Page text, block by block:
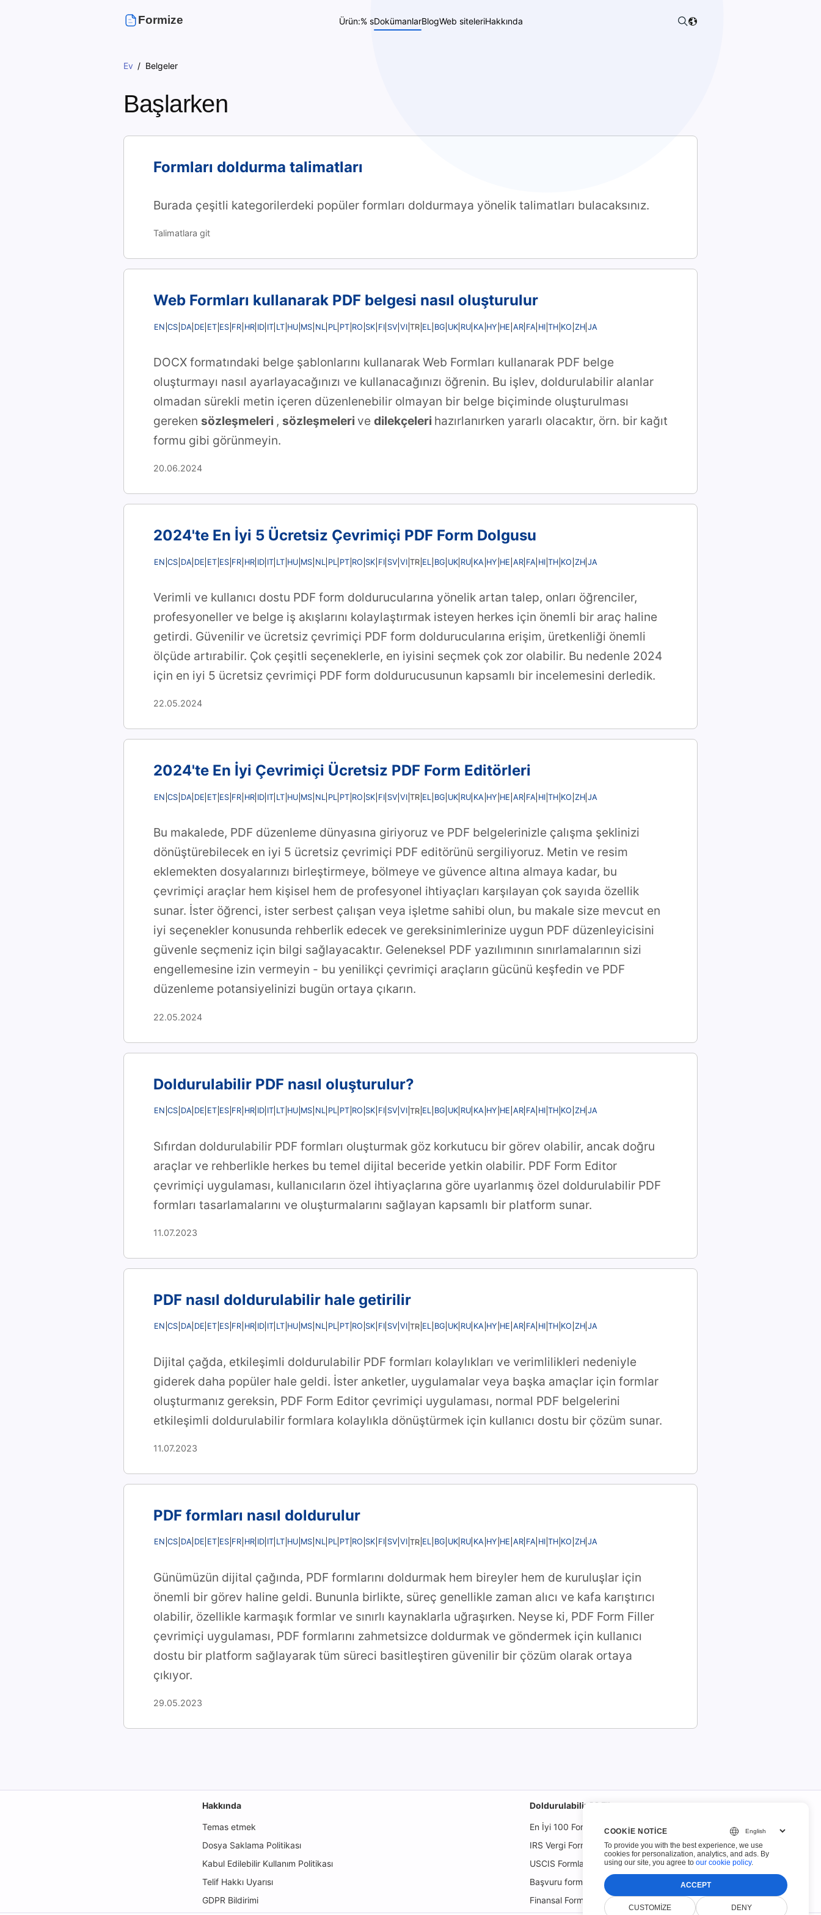
Formize Ürün:% sDokümanlarBlogWeb siteleriHakkında
Ev Belgeler
Başlarken
Formları doldurma talimatları
Burada çeşitli kategorilerdeki popüler formları doldurmaya yönelik talimatları bulacaksınız.
Talimatlara git
Web Formları kullanarak PDF belgesi nasıl oluşturulur
EN CS DA DE ET ES FR HR ID IT LT HU MS NL PL PT RO SK FI SV VI TR EL BG UK RU KA HY HE AR FA HI TH KO ZH JA
DOCX formatındaki belge şablonlarını kullanarak Web Formları kullanarak PDF belge
oluşturmayı nasıl ayarlayacağınızı ve kullanacağınızı öğrenin. Bu işlev, doldurulabilir alanlar
olmadan sürekli metin içeren düzenlenebilir olmayan bir belge biçiminde oluşturulması
gereken sözleşmeleri , sözleşmeleri ve dilekçeleri hazırlanırken yararlı olacaktır, örn. bir kağıt
formu gibi görünmeyin.
20.06.2024
2024'te En İyi 5 Ücretsiz Çevrimiçi PDF Form Dolgusu
EN CS DA DE ET ES FR HR ID IT LT HU MS NL PL PT RO SK FI SV VI TR EL BG UK RU KA HY HE AR FA HI TH KO ZH JA
Verimli ve kullanıcı dostu PDF form doldurucularına yönelik artan talep, onları öğrenciler,
profesyoneller ve belge iş akışlarını kolaylaştırmak isteyen herkes için önemli bir araç haline
getirdi. Güvenilir ve ücretsiz çevrimiçi PDF form doldurucularına erişim, üretkenliği önemli
ölçüde artırabilir. Çok çeşitli seçeneklerle, en iyisini seçmek çok zor olabilir. Bu nedenle 2024
için en iyi 5 ücretsiz çevrimiçi PDF form doldurucusunun kapsamlı bir incelemesini derledik.
22.05.2024
2024'te En İyi Çevrimiçi Ücretsiz PDF Form Editörleri
EN CS DA DE ET ES FR HR ID IT LT HU MS NL PL PT RO SK FI SV VI TR EL BG UK RU KA HY HE AR FA HI TH KO ZH JA
Bu makalede, PDF düzenleme dünyasına giriyoruz ve PDF belgelerinizle çalışma şeklinizi
dönüştürebilecek en iyi 5 ücretsiz çevrimiçi PDF editörünü sergiliyoruz. Metin ve resim
eklemekten dosyalarınızı birleştirmeye, bölmeye ve güvence altına almaya kadar, bu
çevrimiçi araçlar hem kişisel hem de profesyonel ihtiyaçları karşılayan çok sayıda özellik
sunar. İster öğrenci, ister serbest çalışan veya işletme sahibi olun, bu makale size mevcut en
iyi seçenekler konusunda rehberlik edecek ve gereksinimlerinize uygun PDF düzenleyicisini
güvenle seçmeniz için bilgi sağlayacaktır. Geleneksel PDF yazılımının sınırlamalarının sizi
engellemesine izin vermeyin - bu yenilikçi çevrimiçi araçların gücünü keşfedin ve PDF
düzenleme potansiyelinizi bugün ortaya çıkarın.
22.05.2024
Doldurulabilir PDF nasıl oluşturulur?
EN CS DA DE ET ES FR HR ID IT LT HU MS NL PL PT RO SK FI SV VI TR EL BG UK RU KA HY HE AR FA HI TH KO ZH JA
Sıfırdan doldurulabilir PDF formları oluşturmak göz korkutucu bir görev olabilir, ancak doğru
araçlar ve rehberlikle herkes bu temel dijital beceride yetkin olabilir. PDF Form Editor
çevrimiçi uygulaması, kullanıcıların özel ihtiyaçlarına göre uyarlanmış özel doldurulabilir PDF
formları tasarlamalarını ve oluşturmalarını sağlayan kapsamlı bir platform sunar.
11.07.2023
PDF nasıl doldurulabilir hale getirilir
EN CS DA DE ET ES FR HR ID IT LT HU MS NL PL PT RO SK FI SV VI TR EL BG UK RU KA HY HE AR FA HI TH KO ZH JA
Dijital çağda, etkileşimli doldurulabilir PDF formları kolaylıkları ve verimlilikleri nedeniyle
giderek daha popüler hale geldi. İster anketler, uygulamalar veya başka amaçlar için formlar
oluşturmanız gereksin, PDF Form Editor çevrimiçi uygulaması, normal PDF belgelerini
etkileşimli doldurulabilir formlara kolaylıkla dönüştürmek için kullanıcı dostu bir çözüm sunar.
11.07.2023
PDF formları nasıl doldurulur
EN CS DA DE ET ES FR HR ID IT LT HU MS NL PL PT RO SK FI SV VI TR EL BG UK RU KA HY HE AR FA HI TH KO ZH JA
Günümüzün dijital çağında, PDF formlarını doldurmak hem bireyler hem de kuruluşlar için
önemli bir görev haline geldi. Bununla birlikte, süreç genellikle zaman alıcı ve kafa karıştırıcı
olabilir, özellikle karmaşık formlar ve sınırlı kaynaklarla uğraşırken. Neyse ki, PDF Form Filler
çevrimiçi uygulaması, PDF formlarını zahmetsizce doldurmak ve göndermek için kullanıcı
dostu bir platform sağlayarak tüm süreci basitleştiren güvenilir bir çözüm olarak ortaya
çıkıyor.
29.05.2023
Hakkında
Temas etmek
Dosya Saklama Politikası
Kabul Edilebilir Kullanım Politikası
Telif Hakkı Uyarısı
GDPR Bildirimi
Doldurulabilir PDF'ler
En İyi 100 Form
IRS Vergi Formları
USCIS Formları
Başvuru formları
Finansal Formlar
COOKIE NOTICE
To provide you with the best experience, we use
cookies for personalization, analytics, and ads. By
using our site, you agree to our cookie policy.
ACCEPT
CUSTOMIZE DENY